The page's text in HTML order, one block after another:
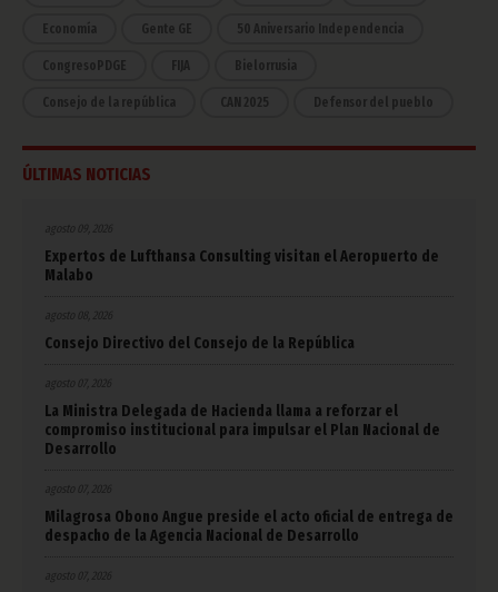
Economía Gente GE 50 Aniversario Independencia
CongresoPDGE FIJA Bielorrusia
Consejo de la república CAN 2025 Defensor del pueblo
ÚLTIMAS NOTICIAS
agosto 09, 2026
Expertos de Lufthansa Consulting visitan el Aeropuerto de
Malabo
agosto 08, 2026
Consejo Directivo del Consejo de la República
agosto 07, 2026
La Ministra Delegada de Hacienda llama a reforzar el
compromiso institucional para impulsar el Plan Nacional de
Desarrollo
agosto 07, 2026
Milagrosa Obono Angue preside el acto oficial de entrega de
despacho de la Agencia Nacional de Desarrollo
agosto 07, 2026